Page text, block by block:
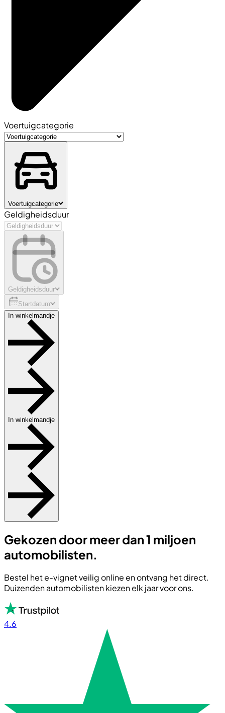
Voertuigcategorie
Voertuigcategorie
Geldigheidsduur
Geldigheidsduur
Startdatum
In winkelmandje
In winkelmandje
Gekozen door meer dan 1 miljoen
automobilisten.
Bestel het e-vignet veilig online en ontvang het direct.
Duizenden automobilisten kiezen elk jaar voor ons.
4.6